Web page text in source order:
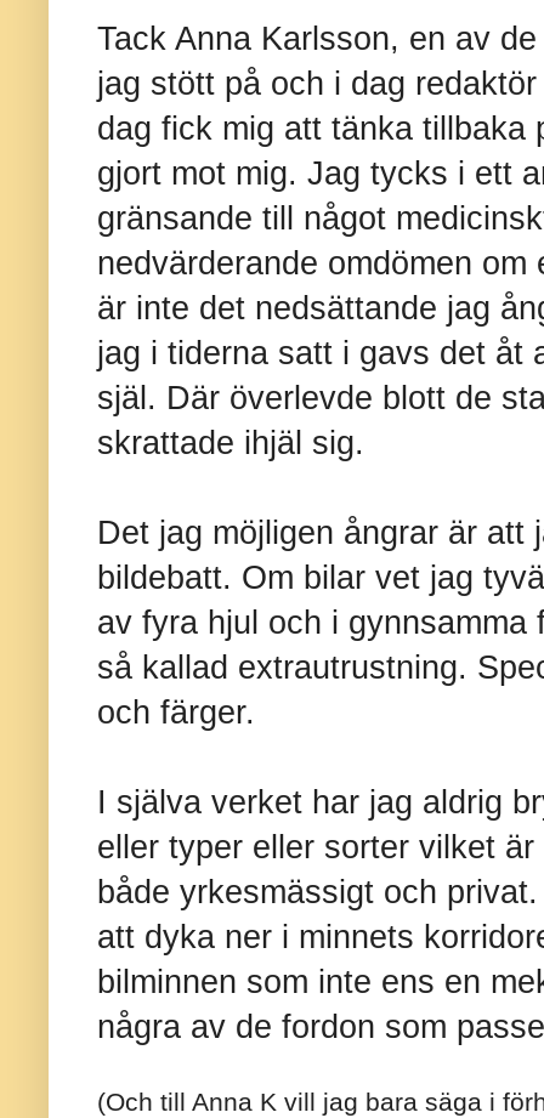
Tack Anna Karlsson, en av
jag stött på och i dag
dag fick mig att tänka tillbaka
gjort mot mig. Jag tycks i ett
gränsande till något
nedvärderande omdömen
är inte det nedsättande jag
jag i tiderna satt i gavs det åt
själ. Där överlevde blott de
skrattade ihjäl sig.
Det jag möjligen ångrar är att
bildebatt. Om bilar vet jag
av fyra hjul och i
så kallad extrautrustning.
och färger.
I själva verket har jag aldrig
eller typer eller sorter vilket
både yrkesmässigt och
att dyka ner i minnets
bilminnen som inte ens en
några av de fordon som
(Och till Anna K vill jag bara säga i